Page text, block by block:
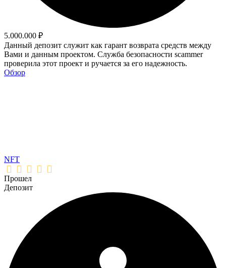
5.000.000 ₽
Данный депозит служит как гарант возврата средств между
Вами и данным проектом. Служба безопасности scammer
проверила этот проект и ручается за его надежность.
Обзор
NFT
Прошел
Депозит